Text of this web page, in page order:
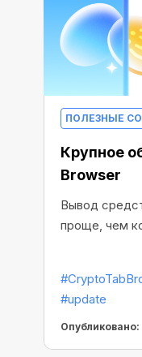
ПОЛЕЗНЫЕ
Крупное
Browser
Вывод
проще, чем
#update
Опубликовано: